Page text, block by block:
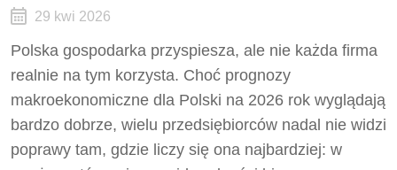
29 kwi 2026
Polska gospodarka przyspiesza, ale nie każda firma
realnie na tym korzysta. Choć prognozy
makroekonomiczne dla Polski na 2026 rok wyglądają
bardzo dobrze, wielu przedsiębiorców nadal nie widzi
poprawy tam, gdzie liczy się ona najbardziej: w